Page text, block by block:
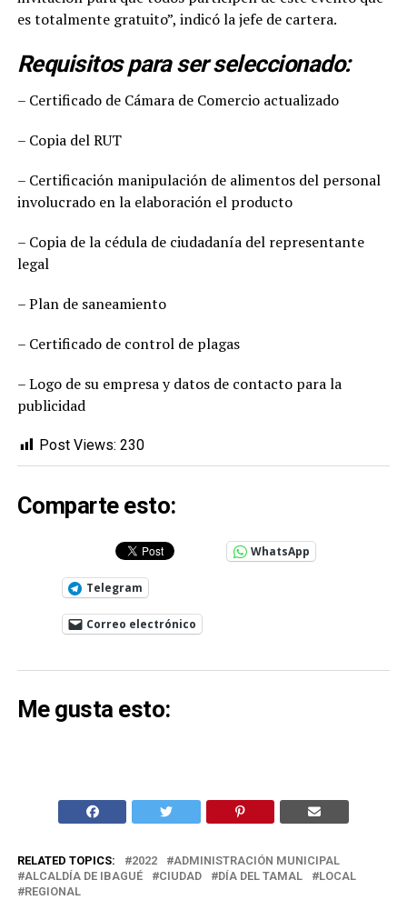
es totalmente gratuito”, indicó la jefe de cartera.
Requisitos para ser seleccionado:
– Certificado de Cámara de Comercio actualizado
– Copia del RUT
– Certificación manipulación de alimentos del personal
involucrado en la elaboración el producto
– Copia de la cédula de ciudadanía del representante
legal
– Plan de saneamiento
– Certificado de control de plagas
– Logo de su empresa y datos de contacto para la
publicidad
Post Views: 230
Comparte esto:
WhatsApp
Telegram
Correo electrónico
Me gusta esto:
RELATED TOPICS: 2022
ADMINISTRACIÓN MUNICIPAL
ALCALDÍA DE IBAGUÉ
CIUDAD DÍA DEL TAMAL
LOCAL
REGIONAL